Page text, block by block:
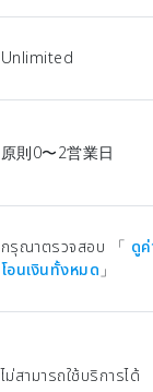
Unlimited
原則0〜2営業日
กรุณาตรวจสอบ 「 ดู
โอนเงินทั้งหมด」
ไม่สามารถใช้บริการได้